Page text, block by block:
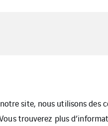
site, nous utilisons des
trouverez plus